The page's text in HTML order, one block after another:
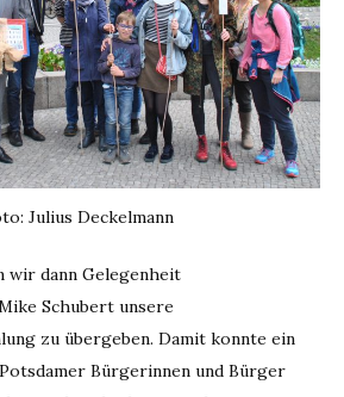
Julius Deckelmann
wir dann Gelegenheit
Schubert unsere
zu übergeben. Damit konnte ein
Bürgerinnen und Bürger